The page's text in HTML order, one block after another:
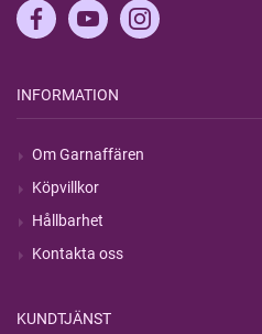
INFORMATION
Om Garnaffären
Köpvillkor
Hållbarhet
Kontakta oss
KUNDTJÄNST